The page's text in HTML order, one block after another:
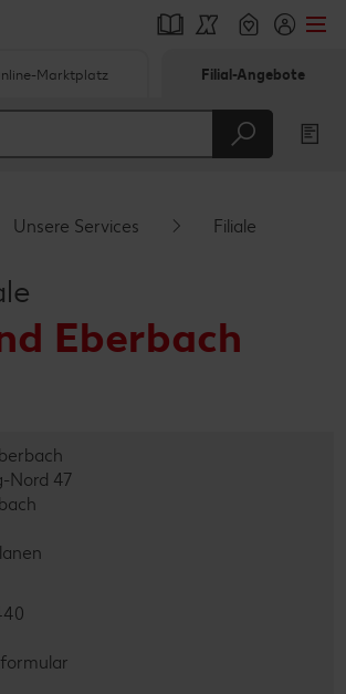
Marktplatz Filial-Angebote
Unsere Services Filiale
Eberbach
Nord 47